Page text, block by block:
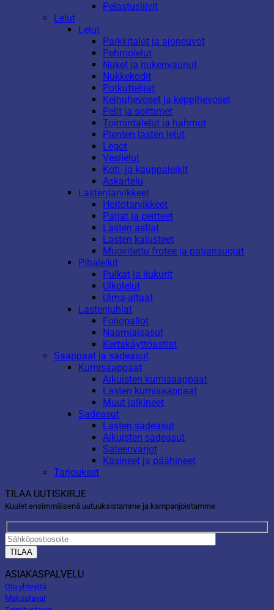
Pelastusliivit
Lelut
Lelut
Parkkitalot ja ajoneuvot
Pehmolelut
Nuket ja nukenvaunut
Nukkekodit
Potkuttelijat
Keinuhevoset ja keppihevoset
Pelit ja soittimet
Toimintalelut ja hahmot
Pienten lasten lelut
Legot
Vesilelut
Koti- ja kauppaleikit
Askartelu
Lastentarvikkeet
Hoitotarvikkeet
Patjat ja peitteet
Lasten astiat
Lasten kalusteet
Muovitettu frotee ja patjansuojat
Pihaleikit
Pulkat ja liukurit
Ulkolelut
Uima-altaat
Lastenjuhlat
Foliopallot
Naamiaisasut
Kertakäyttöastiat
Saappaat ja sadeasut
Kumisaappaat
Aikuisten kumisaappaat
Lasten kumisaappaat
Muut jalkineet
Sadeasut
Lasten sadeasut
Aikuisten sadeasut
Sateenvarjot
Käsineet ja päähineet
Tarjoukset
TILAA UUTISKIRJE
Kuulet ensimmäisenä uutuuksistamme ja kampanjoistamme
ASIAKASPALVELU
Ota yhteyttä
Maksutavat